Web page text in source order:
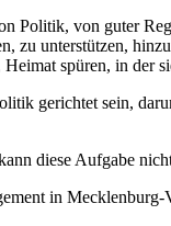
Politik, von guter
zu unterstützen,
spüren, in der
gerichtet sein,
diese Aufgabe
in Mecklenburg-